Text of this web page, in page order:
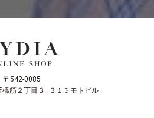
〒542-0085
橋筋２丁目３−３１ミモトビル